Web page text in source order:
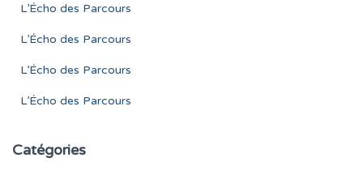
L’Écho des Parcours
L’Écho des Parcours
L’Écho des Parcours
L’Écho des Parcours
Catégories